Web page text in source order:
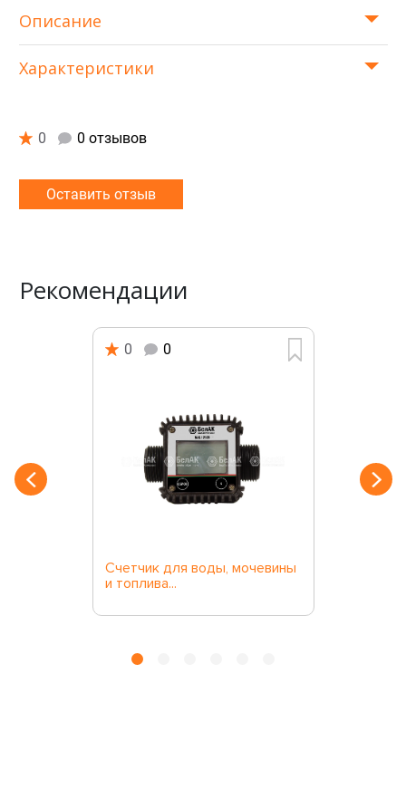
Описание
Характеристики
0 0 отзывов
Оставить отзыв
Рекомендации
0 0
Счетчик для воды, мочевины
и топлива...